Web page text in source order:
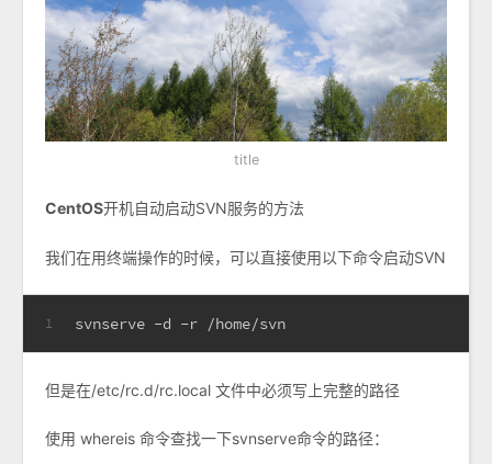
title
CentOS开机自动启动SVN服务的方法
我们在用终端操作的时候，可以直接使用以下命令启动SVN
1 svnserve -d -r /home/svn
但是在/etc/rc.d/rc.local 文件中必须写上完整的路径
使用 whereis 命令查找一下svnserve命令的路径：